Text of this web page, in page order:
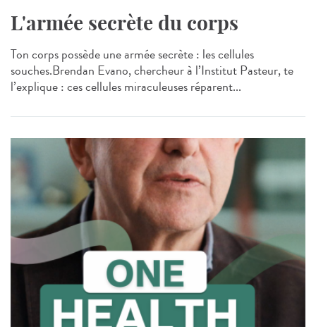
L'armée secrète du corps
Ton corps possède une armée secrète : les cellules
souches.Brendan Evano, chercheur à l’Institut Pasteur, te
l’explique : ces cellules miraculeuses réparent...